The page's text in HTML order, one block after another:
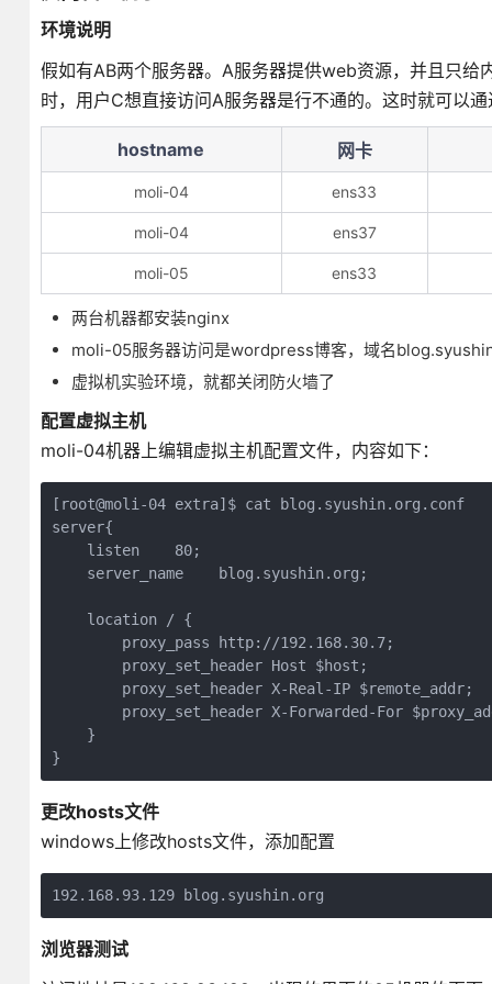
环境说明
假如有AB两个服务器。A服务器提供web资源，并且只
时，用户C想直接访问A服务器是行不通的。这时就可以
hostname 网卡
moli-04 ens33
moli-04 ens37
moli-05 ens33
两台机器都安装nginx
moli-05服务器访问是wordpress博客，域名
虚拟机实验环境，就都关闭防火墙了
配置虚拟主机
moli-04机器上编辑虚拟主机配置文件，内容如下：
[root@moli-04 extra]$ cat blog.syushin.org.conf
server{
    listen    80;
    server_name    blog.syushin.org;
    location / {
        proxy_pass http://192.168.30.7;
        proxy_set_header Host $host;
        proxy_set_header X-Real-IP $remote_addr;
proxy_set_header X-Forwarded-For
    }
更改hosts文件
windows上修改hosts文件，添加配置
192.168.93.129 blog.syushin.org
浏览器测试